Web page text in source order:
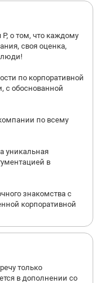
Р, о том, что каждому
своя оценка,
люди!
по корпоративной
с обоснованной
по всему
уникальная
в
знакомства с
корпоративной
только
в дополнении со